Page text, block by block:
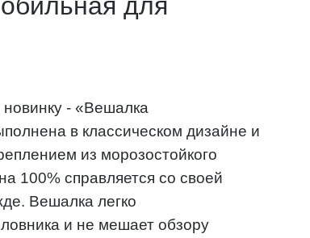
- «Вешалка
в классическом дизайне и
из морозостойкого
100% справляется со своей
Вешалка легко
и не мешает обзору